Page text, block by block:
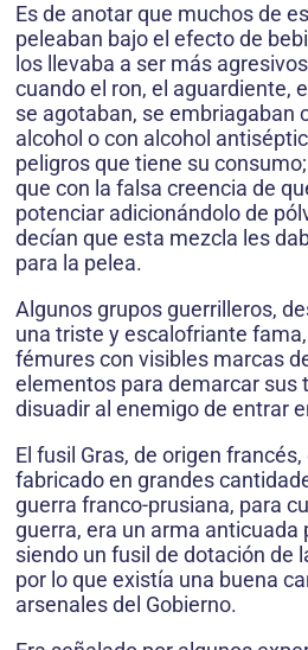
Es de anotar que muchos de
peleaban bajo el efecto de
los llevaba a ser más
cuando el ron, el aguardiente,
se agotaban, se embriagaban
alcohol o con alcohol
peligros que tiene su
que con la falsa creencia de
potenciar adicionándolo de
decían que esta mezcla les
para la pelea.
Algunos grupos guerrilleros,
una triste y escalofriante
fémures con visibles marcas
elementos para demarcar sus
disuadir al enemigo de entrar
El fusil Gras, de origen
fabricado en grandes
guerra franco-prusiana, para
guerra, era un arma anticuada
siendo un fusil de dotación de
por lo que existía una buena
arsenales del Gobierno.